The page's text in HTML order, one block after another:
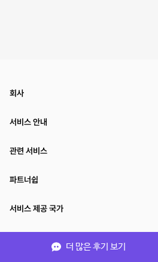
더 많은 후기 보기
회사
서비스 안내
관련 서비스
파트너쉽
서비스 제공 국가
(주)NSPACE 사업자정보